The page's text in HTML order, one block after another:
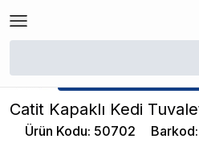
/
★ Atakan Petshop,
Catit Kapaklı Kedi
Ürün Kodu: 50702 Barkod: